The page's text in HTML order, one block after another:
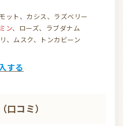
モット、カシス、ラズベリー
ン、ローズ、ラブダナム
リ、ムスク、トンカビーン
する
口コミ）